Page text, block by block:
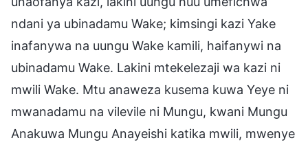
ndani ya ubinadamu Wake; kimsingi kazi Yake
inafanywa na uungu Wake kamili, haifanywi na
ubinadamu Wake. Lakini mtekelezaji wa kazi ni
mwili Wake. Mtu anaweza kusema kuwa Yeye ni
mwanadamu na vilevile ni Mungu, kwani Mungu
Anakuwa Mungu Anayeishi katika mwili, mwenye